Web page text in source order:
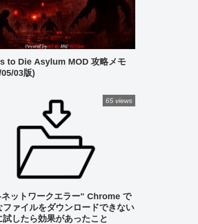
to Die Asylum MOD 攻略メモ
03版)
ットワークエラー" Chrome で
ファイルをダウンロードできない
試したら効果があったこと
65 views